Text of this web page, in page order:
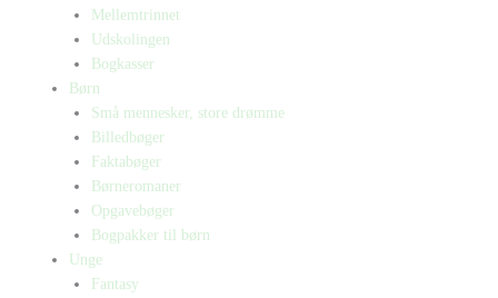
Mellemtrinnet
Udskolingen
Bogkasser
Børn
Små mennesker, store drømme
Billedbøger
Faktabøger
Børneromaner
Opgavebøger
Bogpakker til børn
Unge
Fantasy